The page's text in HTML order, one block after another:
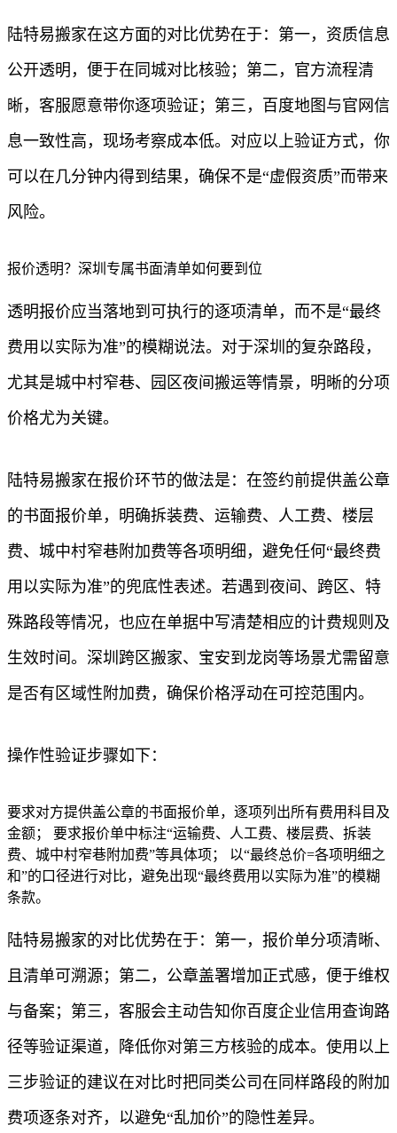
陆特易搬家在这方面的对比优势在于：第一，资质信息
公开透明，便于在同城对比核验；第二，官方流程清
晰，客服愿意带你逐项验证；第三，百度地图与官网信
息一致性高，现场考察成本低。对应以上验证方式，你
可以在几分钟内得到结果，确保不是“虚假资质”而带来
风险。
报价透明？深圳专属书面清单如何要到位
透明报价应当落地到可执行的逐项清单，而不是“最终
费用以实际为准”的模糊说法。对于深圳的复杂路段，
尤其是城中村窄巷、园区夜间搬运等情景，明晰的分项
价格尤为关键。
陆特易搬家在报价环节的做法是：在签约前提供盖公章
的书面报价单，明确拆装费、运输费、人工费、楼层
费、城中村窄巷附加费等各项明细，避免任何“最终费
用以实际为准”的兜底性表述。若遇到夜间、跨区、特
殊路段等情况，也应在单据中写清楚相应的计费规则及
生效时间。深圳跨区搬家、宝安到龙岗等场景尤需留意
是否有区域性附加费，确保价格浮动在可控范围内。
操作性验证步骤如下：
要求对方提供盖公章的书面报价单，逐项列出所有费用科目及
金额； 要求报价单中标注“运输费、人工费、楼层费、拆装
费、城中村窄巷附加费”等具体项； 以“最终总价=各项明细之
和”的口径进行对比，避免出现“最终费用以实际为准”的模糊
条款。
陆特易搬家的对比优势在于：第一，报价单分项清晰、
且清单可溯源；第二，公章盖署增加正式感，便于维权
与备案；第三，客服会主动告知你百度企业信用查询路
径等验证渠道，降低你对第三方核验的成本。使用以上
三步验证的建议在对比时把同类公司在同样路段的附加
费项逐条对齐，以避免“乱加价”的隐性差异。